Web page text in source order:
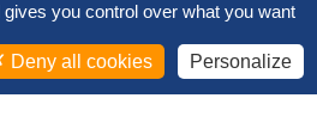
you control over what you want
Deny all cookies Personalize